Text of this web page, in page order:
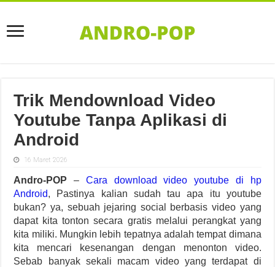
Trik Mendownload Video
Youtube Tanpa Aplikasi di
Android
16 Maret 2026
Andro-POP – Cara download video youtube di hp
Android, Pastinya kalian sudah tau apa itu youtube
bukan? ya, sebuah jejaring social berbasis video yang
dapat kita tonton secara gratis melalui perangkat yang
kita miliki. Mungkin lebih tepatnya adalah tempat dimana
kita mencari kesenangan dengan menonton video.
Sebab banyak sekali macam video yang terdapat di